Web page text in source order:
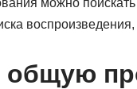
можно
общую